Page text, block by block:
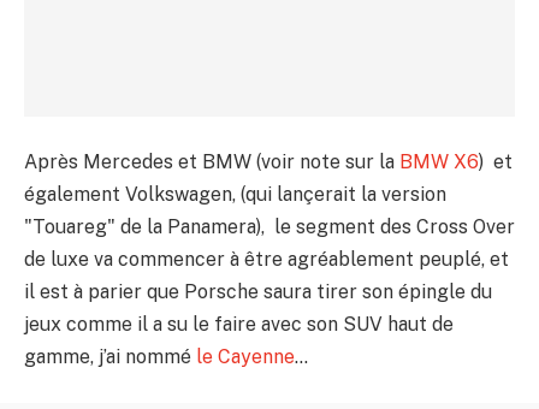
Après Mercedes et BMW (voir note sur la BMW X6) et
également Volkswagen, (qui lançerait la version
"Touareg" de la Panamera), le segment des Cross Over
de luxe va commencer à être agréablement peuplé, et
il est à parier que Porsche saura tirer son épingle du
jeux comme il a su le faire avec son SUV haut de
gamme, j’ai nommé le Cayenne…